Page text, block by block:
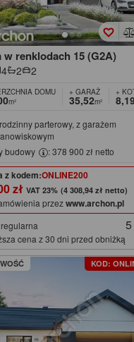
w renklodach 15 (G2A)
4 2 2
DOMU
m²
+ GARAŻ
35,52m²
+
parterowy, z garażem
budowy
: 378 900 zł netto
z kodem:ONLINE200
zł (4 308,94 zł netto)
przezwww.archon.pl
cena z 30 dni przed obniżką
KOD: